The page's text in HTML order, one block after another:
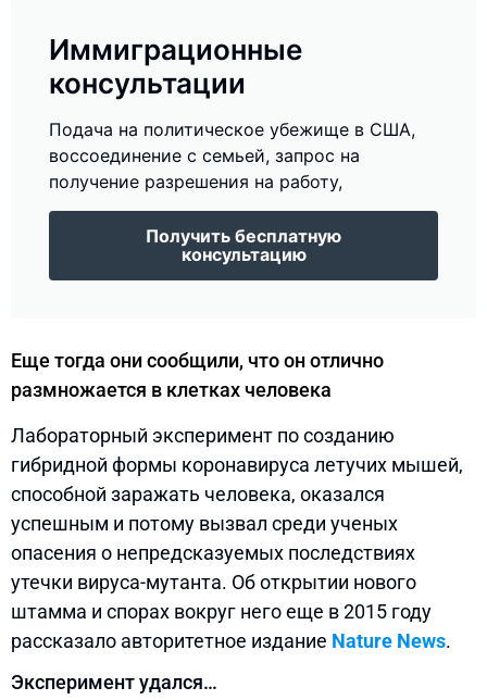
Иммиграционные
консультации
Подача на политическое убежище в США,
воссоединение с семьей, запрос на
получение разрешения на работу,
Получить бесплатную
консультацию
Еще тогда они сообщили, что он отлично
размножается в клетках человека
Лабораторный эксперимент по созданию
гибридной формы коронавируса летучих мышей,
способной заражать человека, оказался
успешным и потому вызвал среди ученых
опасения о непредсказуемых последствиях
утечки вируса-мутанта. Об открытии нового
штамма и спорах вокруг него еще в 2015 году
рассказало авторитетное издание Nature News.
Эксперимент удался…